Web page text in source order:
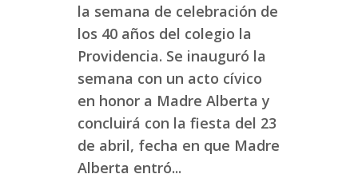
la semana de celebración de
los 40 años del colegio la
Providencia. Se inauguró la
semana con un acto cívico
en honor a Madre Alberta y
concluirá con la fiesta del 23
de abril, fecha en que Madre
Alberta entró...